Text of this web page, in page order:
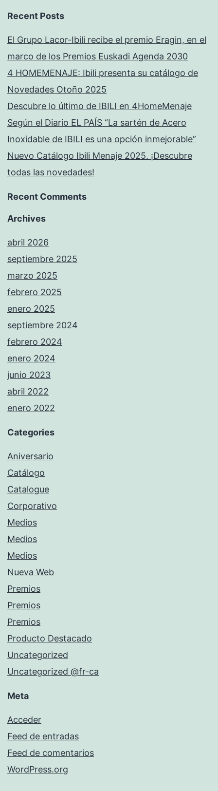
Recent Posts
El Grupo Lacor-Ibili recibe el premio Eragin, en el
marco de los Premios Euskadi Agenda 2030
4 HOMEMENAJE: Ibili presenta su catálogo de
Novedades Otoño 2025
Descubre lo último de IBILI en 4HomeMenaje
Según el Diario EL PAÍS “La sartén de Acero
Inoxidable de IBILI es una opción inmejorable”
Nuevo Catálogo Ibili Menaje 2025. ¡Descubre
todas las novedades!
Recent Comments
Archives
abril 2026
septiembre 2025
marzo 2025
febrero 2025
enero 2025
septiembre 2024
febrero 2024
enero 2024
junio 2023
abril 2022
enero 2022
Categories
Aniversario
Catálogo
Catalogue
Corporativo
Medios
Medios
Medios
Nueva Web
Premios
Premios
Premios
Producto Destacado
Uncategorized
Uncategorized @fr-ca
Meta
Acceder
Feed de entradas
Feed de comentarios
WordPress.org